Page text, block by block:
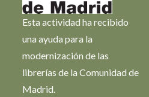
Esta actividad ha recibido
una ayuda para la
modernización de las
librerías de la Comunidad de
Madrid.